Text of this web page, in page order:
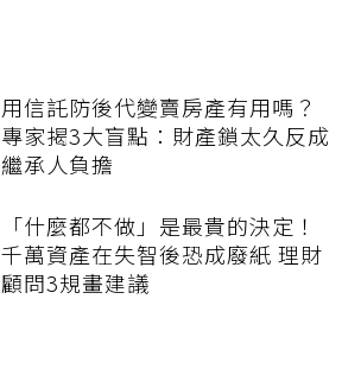
用信託防後代變賣房產有用嗎？
專家揭3大盲點：財產鎖太久反成
繼承人負擔
「什麼都不做」是最貴的決定！
千萬資產在失智後恐成廢紙 理財
顧問3規畫建議